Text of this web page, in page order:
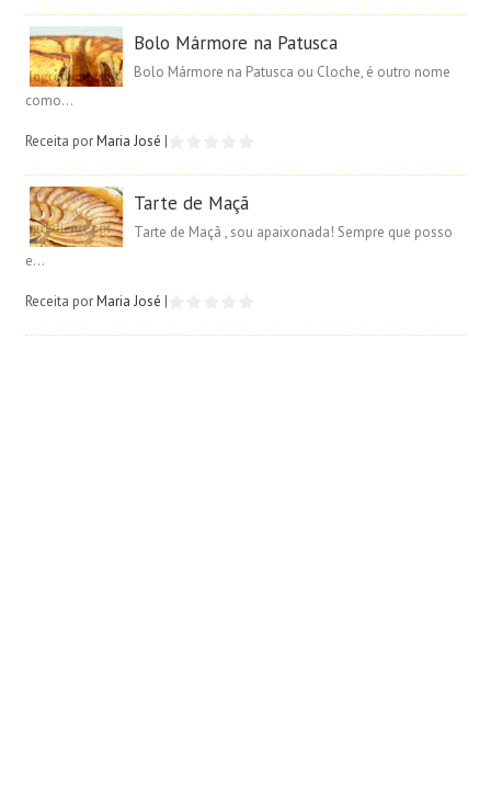
Bolo Mármore na Patusca
Bolo Mármore na Patusca ou Cloche, é outro nome
como...
Receita porMaria José |
Tarte de Maçã
Tarte de Maçã , sou apaixonada! Sempre que posso
e...
Receita porMaria José |